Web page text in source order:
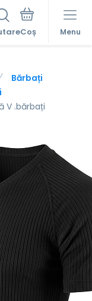
Menu
Bărbați
V .bărbați